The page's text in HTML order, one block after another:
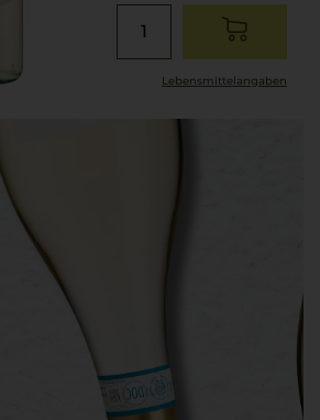
Lebensmittel­angaben